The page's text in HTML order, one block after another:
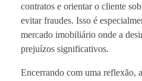
contratos e orientar o cliente
evitar fraudes. Isso é
mercado imobiliário onde a
prejuízos significativos.
Encerrando com uma reflexão,